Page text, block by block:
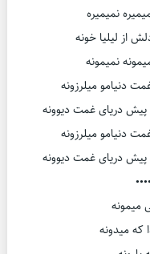
نمیمیره
از لیلیا خونه
نمیمونه
دنیامو میلرزونه
دریای غمت دیوونه
دنیامو میلرزونه
دریای غمت دیوونه
میمونه
که میدونه